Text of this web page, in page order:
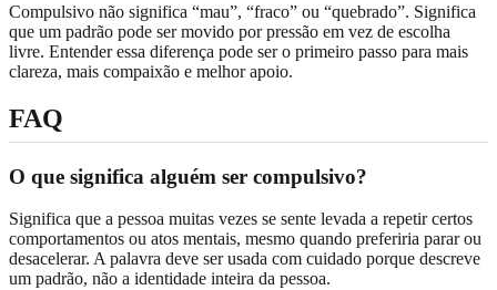
Compulsivo não significa “mau”, “fraco” ou “quebrado”. Significa
que um padrão pode ser movido por pressão em vez de escolha
livre. Entender essa diferença pode ser o primeiro passo para mais
clareza, mais compaixão e melhor apoio.
FAQ
O que significa alguém ser compulsivo?
Significa que a pessoa muitas vezes se sente levada a repetir certos
comportamentos ou atos mentais, mesmo quando preferiria parar ou
desacelerar. A palavra deve ser usada com cuidado porque descreve
um padrão, não a identidade inteira da pessoa.